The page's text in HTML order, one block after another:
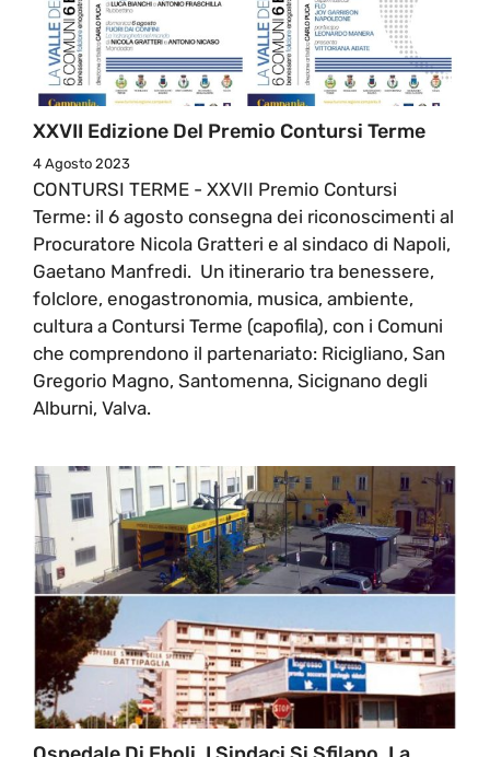
XXVII Edizione Del Premio Contursi Terme
4 Agosto 2023
CONTURSI TERME - XXVII Premio Contursi
Terme: il 6 agosto consegna dei riconoscimenti al
Procuratore Nicola Gratteri e al sindaco di Napoli,
Gaetano Manfredi. Un itinerario tra benessere,
folclore, enogastronomia, musica, ambiente,
cultura a Contursi Terme (capofila), con i Comuni
che comprendono il partenariato: Ricigliano, San
Gregorio Magno, Santomenna, Sicignano degli
Alburni, Valva.